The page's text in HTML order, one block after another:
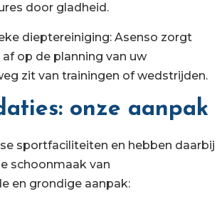
door gladheid.
dieptereiniging: Asenso zorgt
op de planning van uw
zit van trainingen of wedstrijden.
onze aanpak
sportfaciliteiten en hebben daarbij
schoonmaak van
en grondige aanpak: